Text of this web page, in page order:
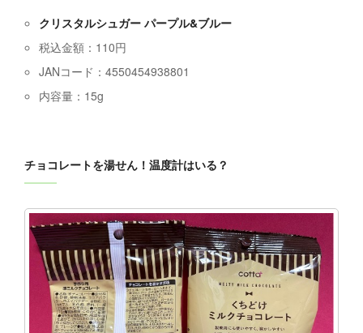
クリスタルシュガー パープル&ブルー
税込金額：110円
JANコード：4550454938801
内容量：15g
チョコレートを湯せん！温度計はいる？